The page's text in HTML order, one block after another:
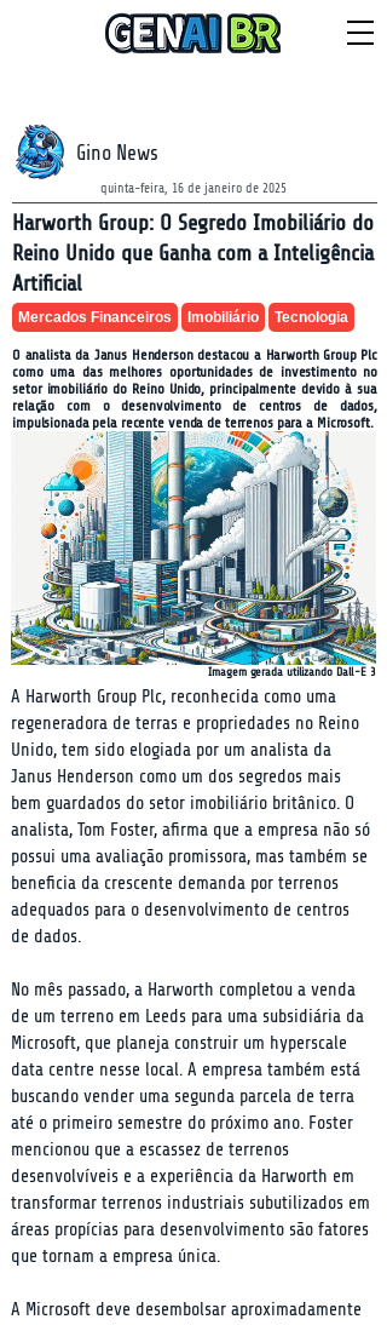
Gino News
quinta-feira, 16 de janeiro de 2025
Harworth Group: O Segredo Imobiliário do
Reino Unido que Ganha com a Inteligência
Artificial
Mercados Financeiros Imobiliário Tecnologia
O analista da Janus Henderson destacou a Harworth Group Plc
como uma das melhores oportunidades de investimento no
setor imobiliário do Reino Unido, principalmente devido à sua
relação com o desenvolvimento de centros de dados,
impulsionada pela recente venda de terrenos para a Microsoft.
Imagem gerada utilizando Dall-E 3
A Harworth Group Plc, reconhecida como uma
regeneradora de terras e propriedades no Reino
Unido, tem sido elogiada por um analista da
Janus Henderson como um dos segredos mais
bem guardados do setor imobiliário britânico. O
analista, Tom Foster, afirma que a empresa não só
possui uma avaliação promissora, mas também se
beneficia da crescente demanda por terrenos
adequados para o desenvolvimento de centros
de dados.
No mês passado, a Harworth completou a venda
de um terreno em Leeds para uma subsidiária da
Microsoft, que planeja construir um hyperscale
data centre nesse local. A empresa também está
buscando vender uma segunda parcela de terra
até o primeiro semestre do próximo ano. Foster
mencionou que a escassez de terrenos
desenvolvíveis e a experiência da Harworth em
transformar terrenos industriais subutilizados em
áreas propícias para desenvolvimento são fatores
que tornam a empresa única.
A Microsoft deve desembolsar aproximadamente